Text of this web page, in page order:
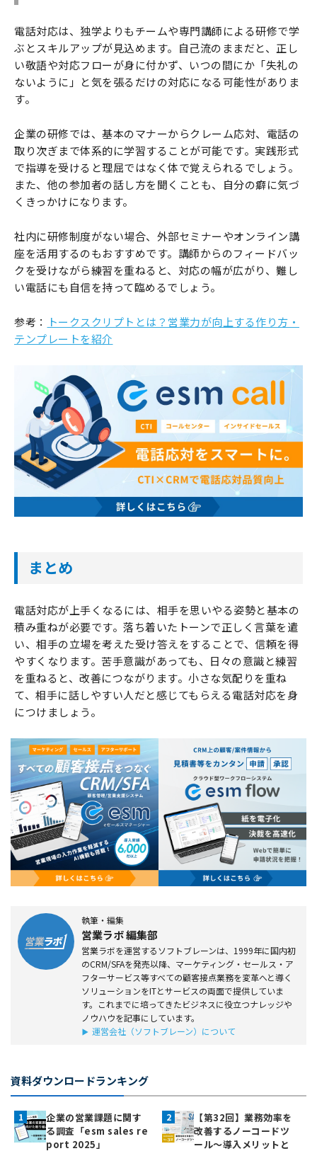
電話対応は、独学よりもチームや専門講師による研修で学
ぶとスキルアップが見込めます。自己流のままだと、正し
い敬語や対応フローが身に付かず、いつの間にか「失礼の
ないように」と気を張るだけの対応になる可能性がありま
す。
企業の研修では、基本のマナーからクレーム応対、電話の
取り次ぎまで体系的に学習することが可能です。実践形式
で指導を受けると理屈ではなく体で覚えられるでしょう。
また、他の参加者の話し方を聞くことも、自分の癖に気づ
くきっかけになります。
社内に研修制度がない場合、外部セミナーやオンライン講
座を活用するのもおすすめです。講師からのフィードバッ
クを受けながら練習を重ねると、対応の幅が広がり、難し
い電話にも自信を持って臨めるでしょう。
参考：
トークスクリプトとは？営業力が向上する作り方・
テンプレートを紹介
まとめ
電話対応が上手くなるには、相手を思いやる姿勢と基本の
積み重ねが必要です。落ち着いたトーンで正しく言葉を遣
い、相手の立場を考えた受け答えをすることで、信頼を得
やすくなります。苦手意識があっても、日々の意識と練習
を重ねると、改善につながります。小さな気配りを重ね
て、相手に話しやすい人だと感じてもらえる電話対応を身
につけましょう。
執筆・編集
営業ラボ 編集部
営業ラボを運営するソフトブレーンは、1999年に国内初
のCRM/SFAを発売以降、マーケティング・セールス・ア
フターサービス等すべての顧客接点業務を変革へと導く
ソリューションをITとサービスの両面で提供していま
す。これまでに培ってきたビジネスに役立つナレッジや
ノウハウを記事にしています。
運営会社（ソフトブレーン）について
資料ダウンロードランキング
企業の営業課題に関す
る調査「esm sales re
port 2025」
【第32回】業務効率を
改善するノーコードツ
ール～導入メリットと